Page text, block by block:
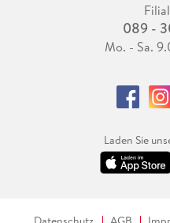
089 -
Mo. - Sa.
Laden Sie